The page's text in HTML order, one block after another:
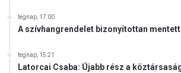
tegnap, 17:00
A szívhangrendelet bizonyítottan
tegnap, 15:21
Latorcai Csaba: Újabb rész a